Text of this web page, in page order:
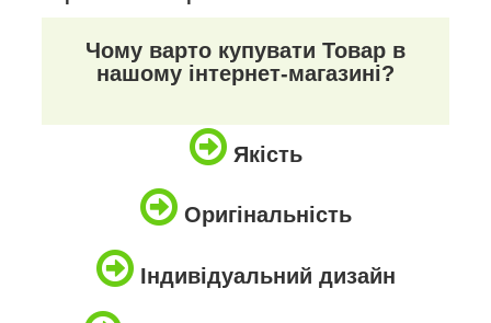
Чому варто купувати Товар в
нашому інтернет-магазині?
Якість
Оригінальність
Індивідуальний дизайн